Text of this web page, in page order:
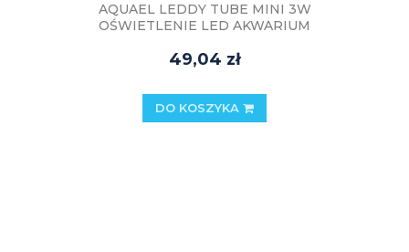
AQUAEL LEDDY TUBE MINI 3W
OŚWIETLENIE LED AKWARIUM
49,04 zł
DO KOSZYKA